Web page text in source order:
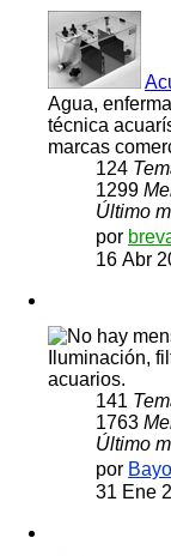
Agua,
técnica
marcas
124
1299
Último
por
16 Abr
Iluminación,
acuarios.
141
1763
Último
por
31 Ene